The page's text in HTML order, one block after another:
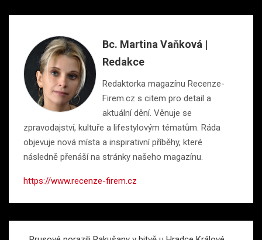
Bc. Martina Vaňková |
Redakce
Redaktorka magazínu Recenze-
Firem.cz s citem pro detail a
aktuální dění. Věnuje se
zpravodajství, kultuře a lifestylovým tématům. Ráda
objevuje nová místa a inspirativní příběhy, které
následně přenáší na stránky našeho magazínu.
https://www.recenze-firem.cz